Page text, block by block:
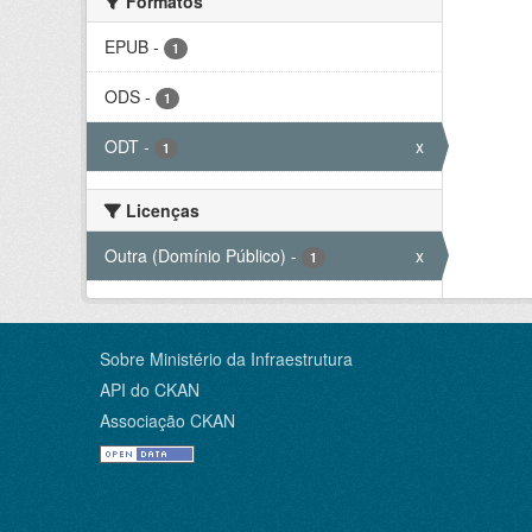
EPUB - 1
ODS - 1
ODT - 1 x
Licenças
Outra (Domínio Público) - 1 x
Sobre Ministério da Infraestrutura
API do CKAN
Associação CKAN